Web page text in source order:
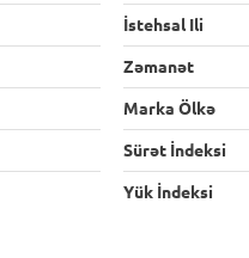
İstehsal Ili
Zəmanət
Marka Ölkə
Sürət İndeksi
Yük İndeksi